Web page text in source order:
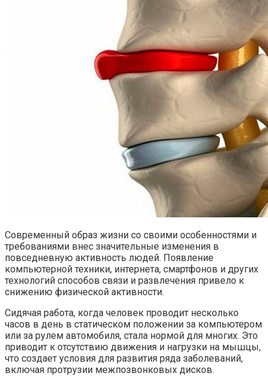
Современный образ жизни со своими особенностями и
требованиями внес значительные изменения в
повседневную активность людей. Появление
компьютерной техники, интернета, смартфонов и других
технологий способов связи и развлечения привело к
снижению физической активности.
Сидячая работа, когда человек проводит несколько
часов в день в статическом положении за компьютером
или за рулем автомобиля, стала нормой для многих. Это
приводит к отсутствию движения и нагрузки на мышцы,
что создает условия для развития ряда заболеваний,
включая протрузии межпозвонковых дисков.